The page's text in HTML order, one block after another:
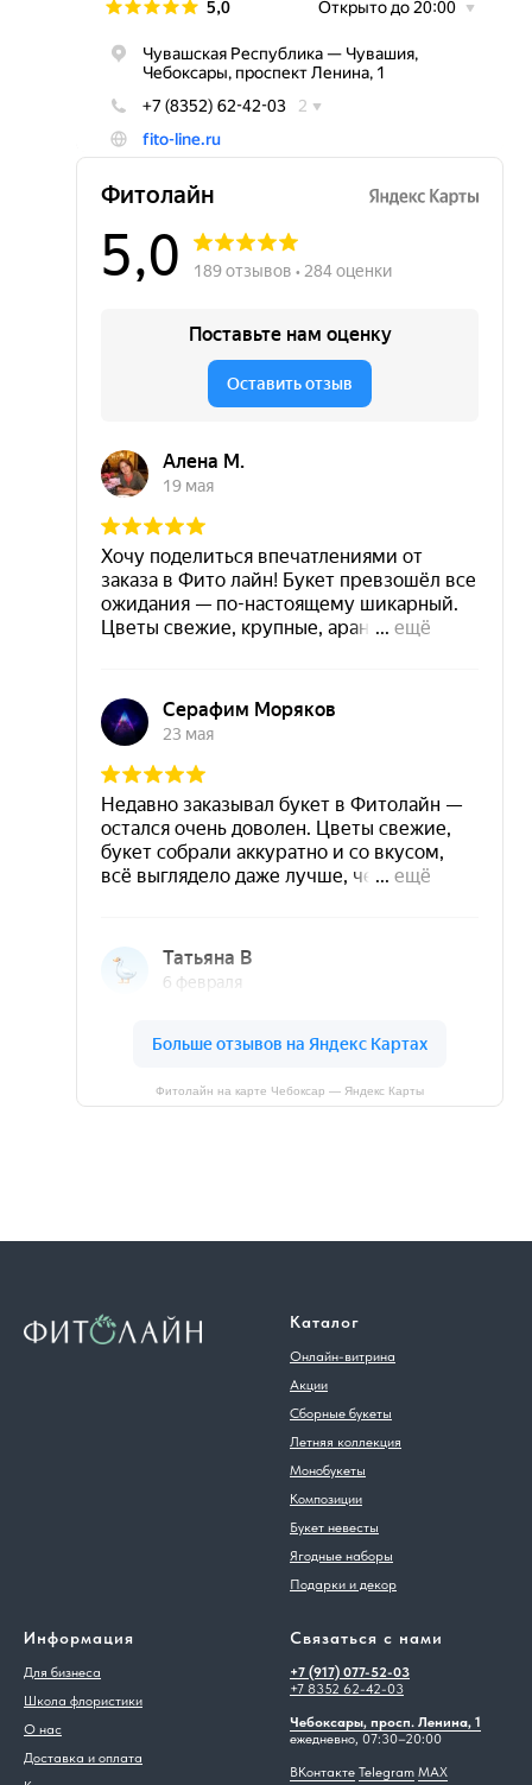
Фитолайн на карте Чебоксар — Яндекс Карты
Каталог
Онлайн-витрина
Акции
Сборные букеты
Летняя коллекция
Монобукеты
Композиции
Букет невесты
Ягодные наборы
Подарки и декор
Информация
Для бизнеса
Школа флористики
О нас
Доставка и оплата
Связаться с нами
+7 (917) 077-52-03
+7 8352 62-42-03
Чебоксары, просп. Ленина, 1
ежедневно, 07:30–20:00
ВКонтакте Telegram MAX